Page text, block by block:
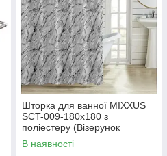
Шторка для ванної MIXXUS
SCT-009-180x180 з
поліестеру (Візерунок
"Мармор") (AC3579)
В наявності